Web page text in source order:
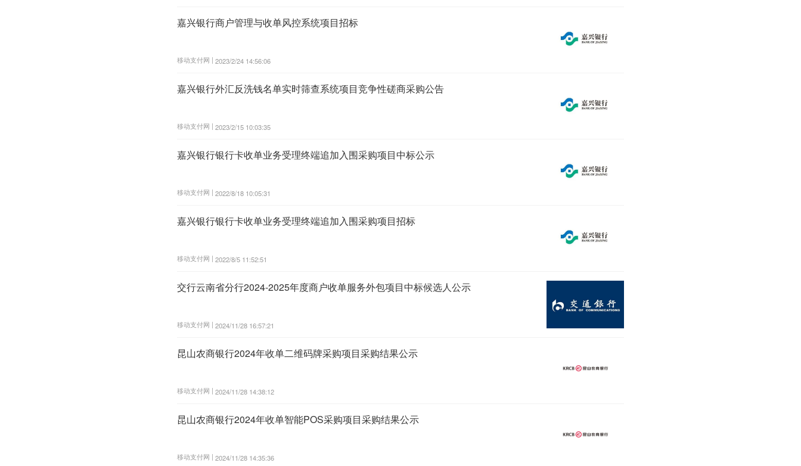
嘉兴银行商户管理与收单风控系统项目招标
移动支付网 | 2023/2/24 14:56:06
嘉兴银行外汇反洗钱名单实时筛查系统项目竞争性磋商采购公告
移动支付网 | 2023/2/15 10:03:35
嘉兴银行银行卡收单业务受理终端追加入围采购项目中标公示
移动支付网 | 2022/8/18 10:05:31
嘉兴银行银行卡收单业务受理终端追加入围采购项目招标
移动支付网 | 2022/8/5 11:52:51
交行云南省分行2024-2025年度商户收单服务外包项目中标候选人公示
移动支付网 | 2024/11/28 16:57:21
昆山农商银行2024年收单二维码牌采购项目采购结果公示
移动支付网 | 2024/11/28 14:38:12
昆山农商银行2024年收单智能POS采购项目采购结果公示
移动支付网 | 2024/11/28 14:35:36